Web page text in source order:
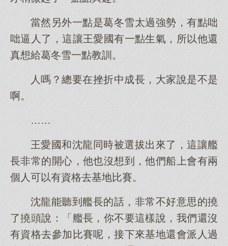
當然另外一點是葛冬雪太過強勢，有點咄
咄逼人了，這讓王愛國有一點生氣，所以他還
真想給葛冬雪一點教訓。
人嗎？總要在挫折中成長，大家說是不是
啊。
……
王愛國和沈龍同時被選拔出來了，這讓艦
長非常的開心，他也沒想到，他們船上會有兩
個人可以有資格去基地比賽。
沈龍能聽到艦長的話，非常不好意思的撓
了撓頭說：「艦長，你不要這樣說，我們還沒
有資格去參加比賽呢，接下來基地還會派人過